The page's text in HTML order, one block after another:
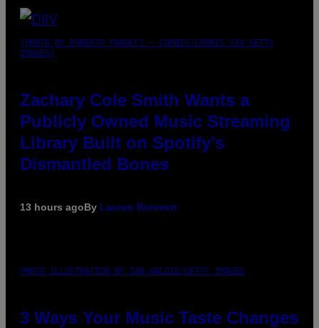
(PHOTO BY ROBERTO PANUCCI – CORBIS/CORBIS VIA GETTY
IMAGES)
Zachary Cole Smith Wants a
Publicly Owned Music Streaming
Library Built on Spotify’s
Dismantled Bones
13 hours agoBy Lauren Boisvert
PHOTO ILLUSTRATION BY IAN WALDIE/GETTY IMAGES
3 Ways Your Music Taste Changes